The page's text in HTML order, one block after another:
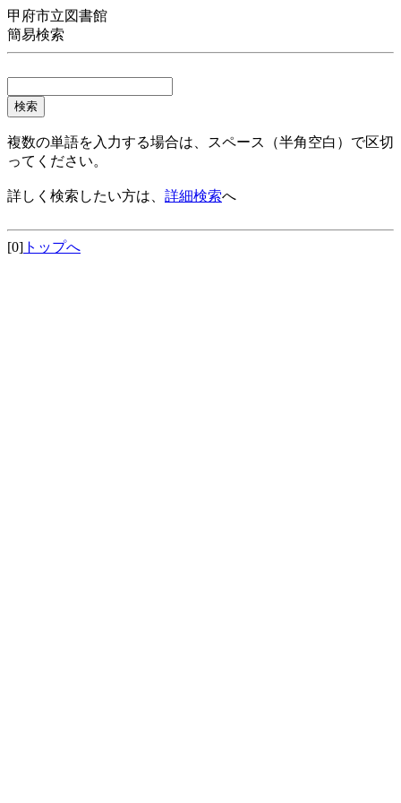
甲府市立図書館
簡易検索
複数の単語を入力する場合は、スペース（半角空白）で区切
ってください。
詳しく検索したい方は、 詳細検索へ
[0] トップへ